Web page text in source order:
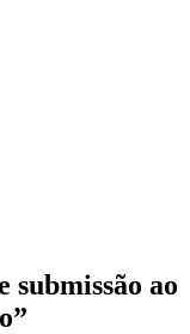
submissão ao